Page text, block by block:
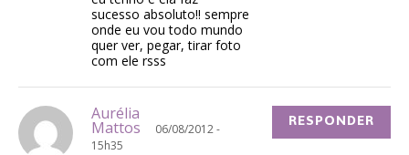
sucesso absoluto!! sempre
onde eu vou todo mundo
quer ver, pegar, tirar foto
com ele rsss
Aurélia
Mattos
06/08/2012 -
15h35
RESPONDER